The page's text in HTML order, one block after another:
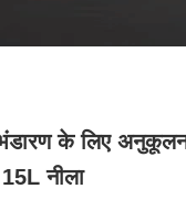
के लिए
नीला